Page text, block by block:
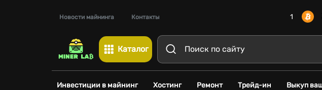
Новости майнинга Контакты 1
Каталог
Инвестиции в майнинг Хостинг Ремонт Трейд-ин Выкуп